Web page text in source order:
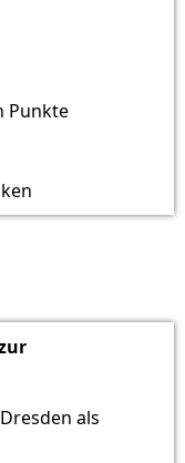
Punkte
als